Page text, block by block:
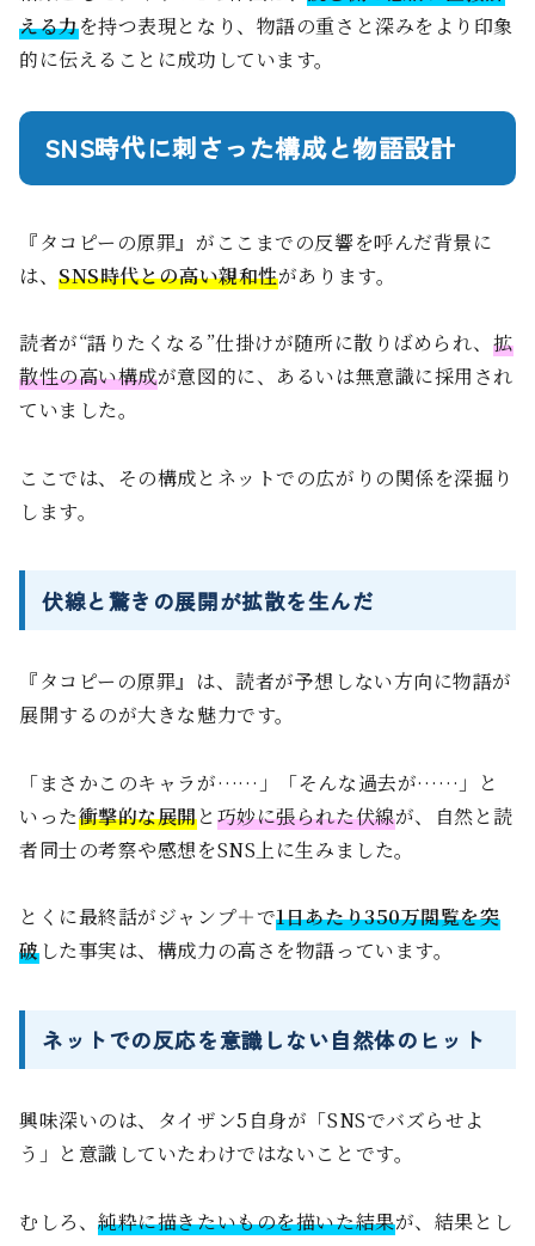
える力を持つ表現となり、物語の重さと深みをより印象
的に伝えることに成功しています。
SNS時代に刺さった構成と物語設計
『タコピーの原罪』がここまでの反響を呼んだ背景に
は、SNS時代との高い親和性があります。
読者が“語りたくなる”仕掛けが随所に散りばめられ、 拡
散性の高い構成が意図的に、あるいは無意識に採用され
ていました。
ここでは、その構成とネットでの広がりの関係を深掘り
します。
伏線と驚きの展開が拡散を生んだ
『タコピーの原罪』は、読者が予想しない方向に物語が
展開するのが大きな魅力です。
「まさかこのキャラが……」「そんな過去が……」と
いった衝撃的な展開と 巧妙に張られた伏線が、自然と読
者同士の考察や感想をSNS上に生みました。
とくに最終話がジャンプ＋で1日あたり350万閲覧を突
破した事実は、構成力の高さを物語っています。
ネットでの反応を意識しない自然体のヒット
興味深いのは、タイザン5自身が「SNSでバズらせよ
う」と意識していたわけではないことです。
むしろ、純粋に描きたいものを描いた結果が、結果とし